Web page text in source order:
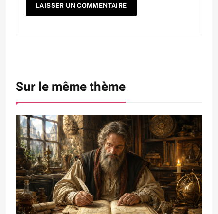
Sur le même thème